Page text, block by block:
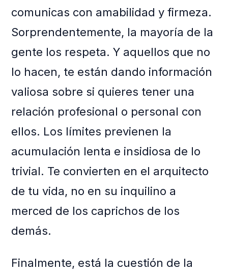
comunicas con amabilidad y firmeza.
Sorprendentemente, la mayoría de la
gente los respeta. Y aquellos que no
lo hacen, te están dando información
valiosa sobre si quieres tener una
relación profesional o personal con
ellos. Los límites previenen la
acumulación lenta e insidiosa de lo
trivial. Te convierten en el arquitecto
de tu vida, no en su inquilino a
merced de los caprichos de los
demás.
Finalmente, está la cuestión de la